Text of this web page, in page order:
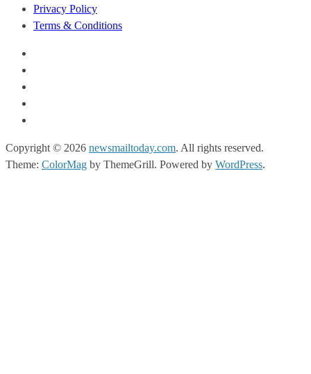
Privacy Policy
Terms & Conditions
Copyright © 2026 newsmailtoday.com. All rights reserved.
Theme: ColorMag by ThemeGrill. Powered by WordPress.